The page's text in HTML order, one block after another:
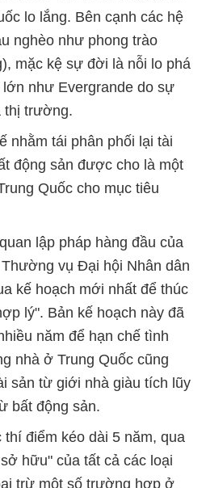
lo lắng. Bên cạnh các hệ
nghèo như phong trào
mặc kệ sự đời là nỗi lo phá
như Evergrande do sự
thị trường.
nhằm tái phân phối lại tài
động sản được cho là một
Quốc cho mục tiêu
lập pháp hàng đầu của
vụ Đại hội Nhân dân
kế hoạch mới nhất để thúc
lý". Bản kế hoạch này đã
năm để hạn chế tình
nhà ở Trung Quốc cũng
sản từ giới nhà giàu tích lũy
bất động sản.
điểm kéo dài 5 năm, qua
hữu" của tất cả các loại
trừ một số trường hợp ở